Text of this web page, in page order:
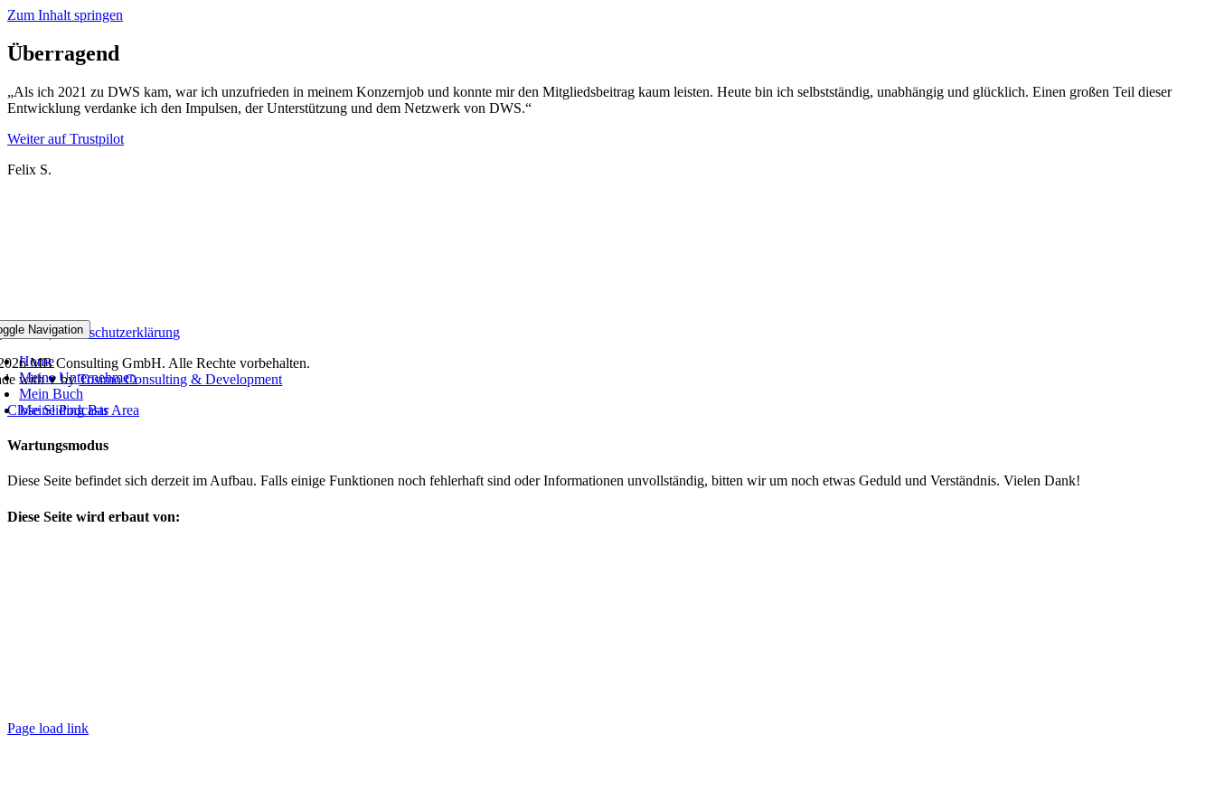
Zum Inhalt springen
Navigation
Home
Meine Unternehmen
Mein Buch
Meine Podcasts
Überragend
„Als ich 2021 zu DWS kam, war ich unzufrieden in meinem Konzernjob und konnte mir den Mitgliedsbeitrag kaum leisten. Heute bin ich selbstständig, unabhängig und glücklich. Einen großen Teil dieser
Entwicklung verdanke ich den Impulsen, der Unterstützung und dem Netzwerk von DWS.“
Weiter auf Trustpilot
Felix S.
|Datenschutzerklärung
MB Consulting GmbH. Alle Rechte vorbehalten.
with ♥ byTosimo Consulting & Development
Close Sliding Bar Area
Wartungsmodus
Diese Seite befindet sich derzeit im Aufbau. Falls einige Funktionen noch fehlerhaft sind oder Informationen unvollständig, bitten wir um noch etwas Geduld und Verständnis. Vielen Dank!
Diese Seite wird erbaut von:
Page load link